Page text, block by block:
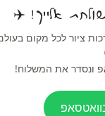
אלייך! ✈️
ציור לכל מקום
ונסדר את המשלוח!
₪85
99